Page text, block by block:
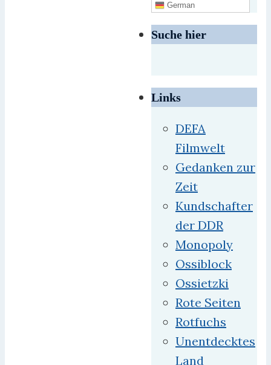
German
Suche hier
Links
DEFA
Filmwelt
Gedanken zur
Zeit
Kundschafter
der DDR
Monopoly
Ossiblock
Ossietzki
Rote Seiten
Rotfuchs
Unentdecktes
Land